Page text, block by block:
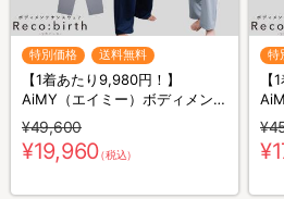
特別価格 送料無料
【1着あたり9,980円！】
AiMY（エイミー）ボディメンテ
ナンスウェア リカバース／長袖
長ズボン／2着セット／上下セ
ット／リカバリーウェア
¥49,600
¥19,960（税込）
特
ナ
半
ッ